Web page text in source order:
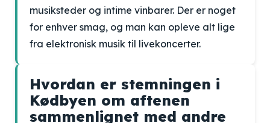
musiksteder og intime vinbarer. Der er noget
for enhver smag, og man kan opleve alt lige
fra elektronisk musik til livekoncerter.
Hvordan er stemningen i
Kødbyen om aftenen
sammenlignet med andre